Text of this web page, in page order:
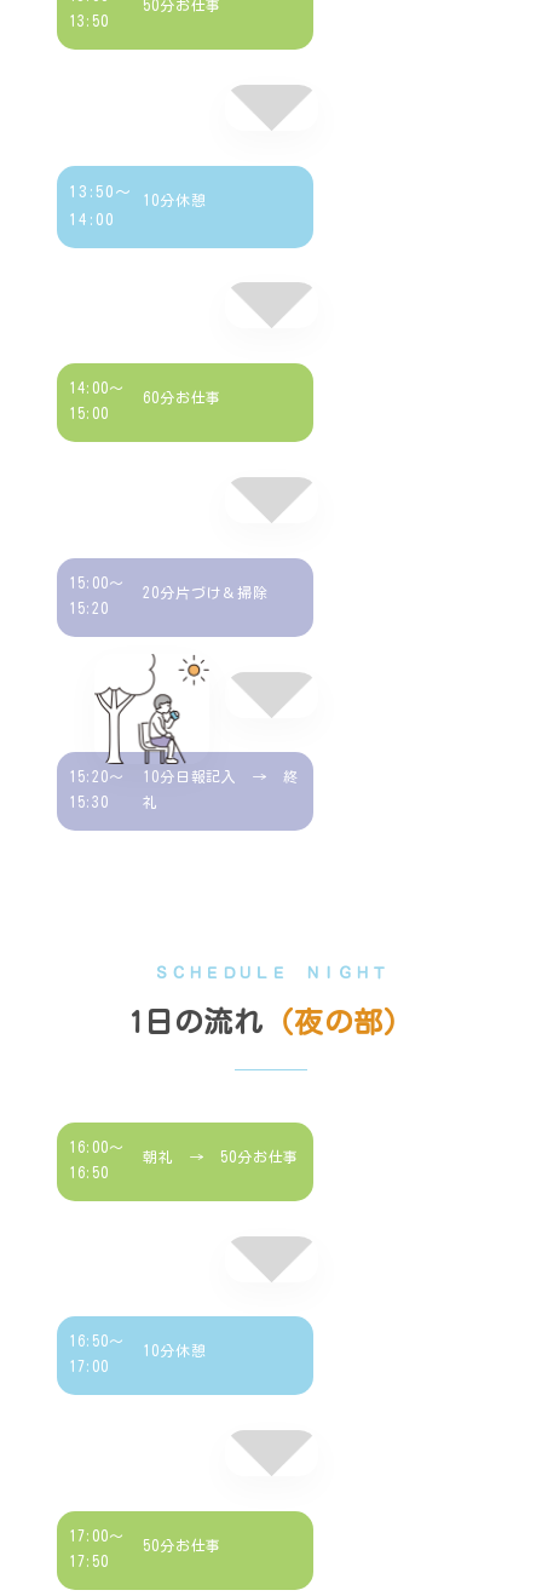
13:50
50分お仕事
13:50～
14:00
10分休憩
14:00～
15:00
60分お仕事
15:00～
15:20
20分片づけ＆掃除
15:20～
15:30
10分日報記入 → 終
礼
ＳＣＨＥＤＵＬＥ ＮＩＧＨＴ
1日の流れ （夜の部）
16:00～
16:50
朝礼 → 50分お仕事
16:50～
17:00
10分休憩
17:00～
17:50
50分お仕事